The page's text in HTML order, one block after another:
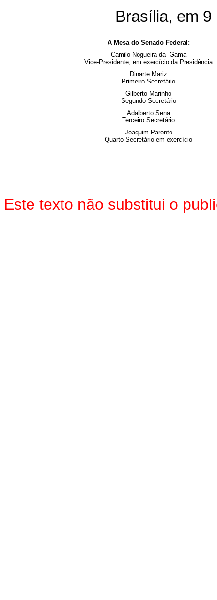
Brasília, em
A Mesa do Senado Federal:
Camilo Nogueira da Gama
Vice-Presidente, em exercício da Presidência
Dinarte Mariz
Primeiro Secretário
Gilberto Marinho
Segundo Secretário
Adalberto Sena
Terceiro Secretário
Joaquim Parente
Quarto Secretário em exercício
Este texto não substitui o